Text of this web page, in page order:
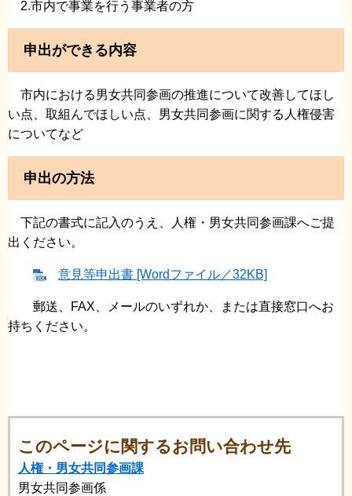
2.市内で事業を行う事業者の方
申出ができる内容
市内における男女共同参画の推進について改善してほし
い点、取組んでほしい点、男女共同参画に関する人権侵害
についてなど
申出の方法
下記の書式に記入のうえ、人権・男女共同参画課へご提
出ください。
意見等申出書 [Wordファイル／32KB]
郵送、FAX、メールのいずれか、または直接窓口へお
持ちください。
このページに関するお問い合わせ先
人権・男女共同参画課
男女共同参画係